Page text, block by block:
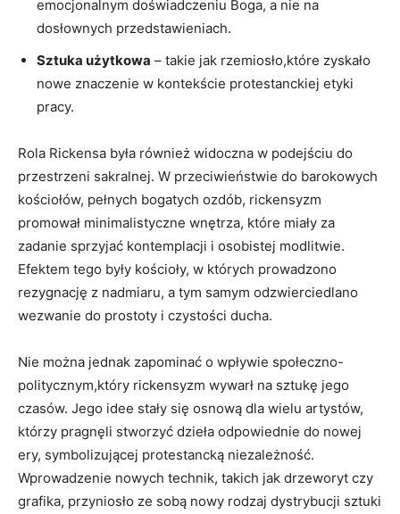
emocjonalnym doświadczeniu Boga, a nie na
dosłownych przedstawieniach.
Sztuka użytkowa – takie jak rzemiosło,które zyskało
nowe znaczenie w kontekście protestanckiej etyki
pracy.
Rola Rickensa była również widoczna w podejściu do
przestrzeni sakralnej. W przeciwieństwie do barokowych
kościołów, pełnych bogatych ozdób, rickensyzm
promował minimalistyczne wnętrza, które miały za
zadanie sprzyjać kontemplacji i osobistej modlitwie.
Efektem tego były kościoły, w których prowadzono
rezygnację z nadmiaru, a tym samym odzwierciedlano
wezwanie do prostoty i czystości ducha.
Nie można jednak zapominać o wpływie społeczno-
politycznym,który rickensyzm wywarł na sztukę jego
czasów. Jego idee stały się osnową dla wielu artystów,
którzy pragnęli stworzyć dzieła odpowiednie do nowej
ery, symbolizującej protestancką niezależność.
Wprowadzenie nowych technik, takich jak drzeworyt czy
grafika, przyniosło ze sobą nowy rodzaj dystrybucji sztuki